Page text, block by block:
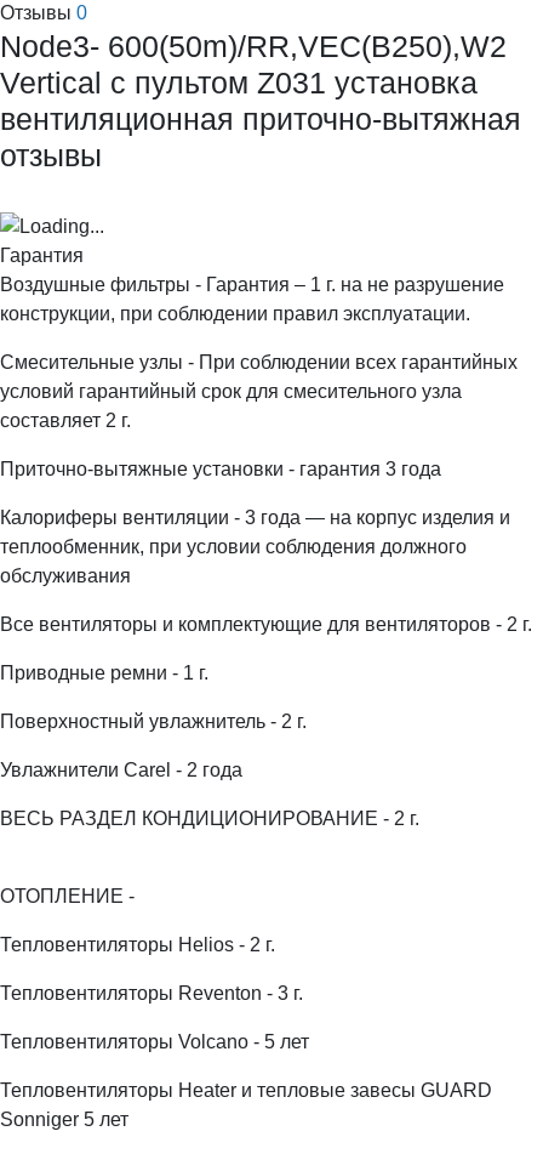
Отзывы 0
Node3- 600(50m)/RR,VEC(B250),W2
Vertical с пультом Z031 установка
вентиляционная приточно-вытяжная
отзывы
Гарантия
Воздушные фильтры - Гарантия – 1 г. на не разрушение
конструкции, при соблюдении правил эксплуатации.
Смесительные узлы - При соблюдении всех гарантийных
условий гарантийный срок для смесительного узла
составляет 2 г.
Приточно-вытяжные установки - гарантия 3 года
Калориферы вентиляции - 3 года — на корпус изделия и
теплообменник, при условии соблюдения должного
обслуживания
Все вентиляторы и комплектующие для вентиляторов - 2 г.
Приводные ремни - 1 г.
Поверхностный увлажнитель - 2 г.
Увлажнители Carel - 2 года
ВЕСЬ РАЗДЕЛ КОНДИЦИОНИРОВАНИЕ - 2 г.
ОТОПЛЕНИЕ -
Тепловентиляторы Helios - 2 г.
Тепловентиляторы Reventon - 3 г.
Тепловентиляторы Volcano - 5 лет
Тепловентиляторы Heater и тепловые завесы GUARD
Sonniger 5 лет